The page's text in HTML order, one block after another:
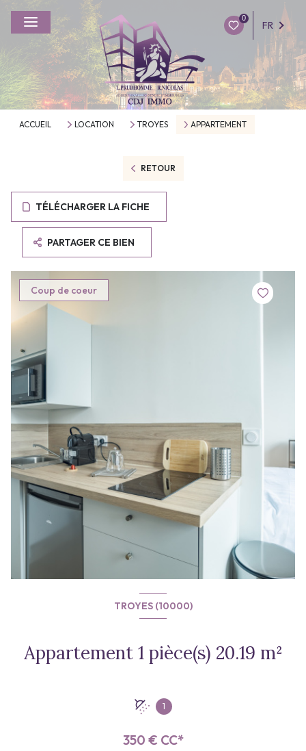
0
FR
ACCUEIL LOCATION TROYES APPARTEMENT
RETOUR
TÉLÉCHARGER LA FICHE
PARTAGER CE BIEN
Coup de coeur
TROYES (10000)
Appartement 1 pièce(s) 20.19 m²
1
350 € CC*